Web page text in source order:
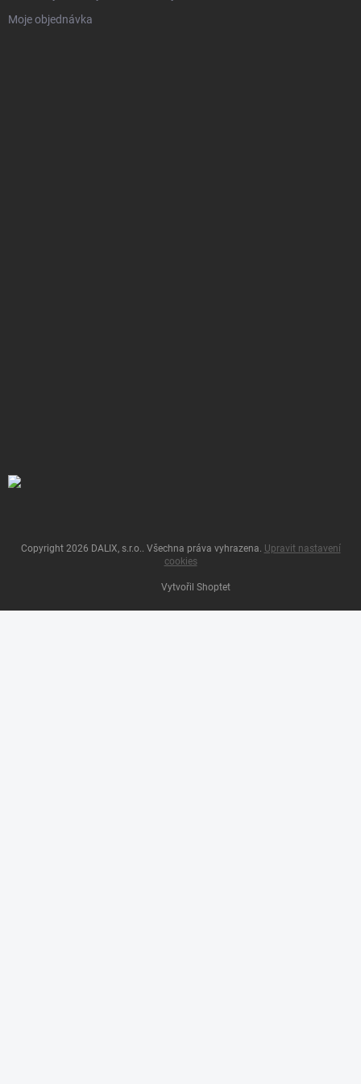
Moje objednávka
Vytvořil Shoptet
Copyright 2026 DALIX, s.r.o.. Všechna práva vyhrazena. Upravit nastavení
cookies